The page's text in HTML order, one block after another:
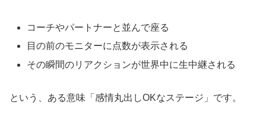
コーチやパートナーと並んで座る
目の前のモニターに点数が表示される
その瞬間のリアクションが世界中に生中継される
という、ある意味「感情丸出しOKなステージ」です。